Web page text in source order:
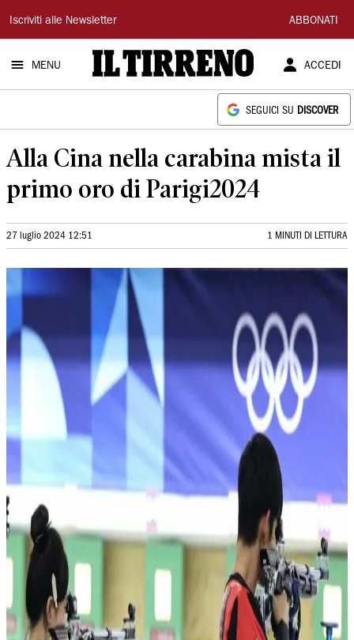
Il
Tirreno
Iscriviti alle Newsletter ABBONATI
MENU ACCEDI
SEGUICI SU DISCOVER
Alla Cina nella carabina mista il
primo oro di Parigi2024
27 luglio 2024 12:51 1 MINUTI DI LETTURA